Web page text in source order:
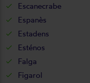
Escanecrabe
Espanès
Estadens
Esténos
Falga
Figarol